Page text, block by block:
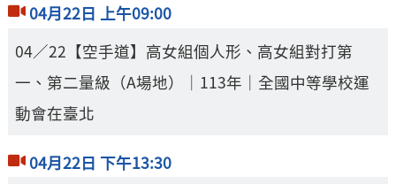
04月22日 上午09:00
04／22【空手道】高女組個人形、高女組對打第
一、第二量級（A場地）｜113年｜全國中等學校運
動會在臺北
04月22日 下午13:30